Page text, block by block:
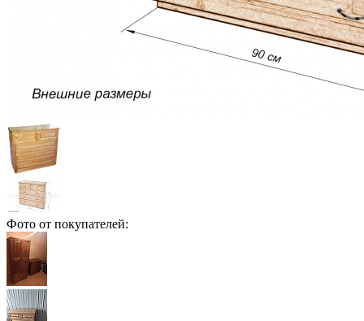
Фото от покупателей: